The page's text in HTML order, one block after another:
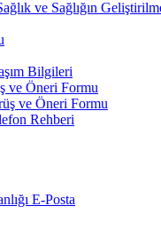
ve Sağlığın
Bilgileri
ve Öneri Formu
ve Öneri Formu
Rehberi
E-Posta